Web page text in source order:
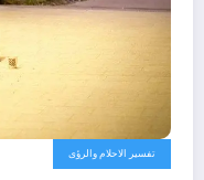
تفسير الاحلام والرؤى